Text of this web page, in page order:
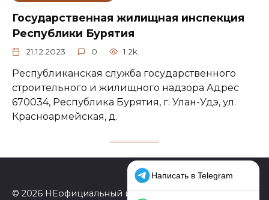
Государственная жилищная инспекция
Республики Бурятия
21.12.2023 0 1.2k.
Республиканская служба государственного
строительного и жилищного надзора Адрес
670034, Республика Бурятия, г. Улан-Удэ, ул.
Красноармейская, д.
© 2026 НЕофициальный информационный сайт,